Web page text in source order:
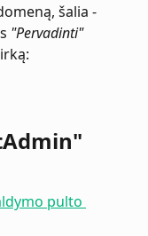
šalia -
"Pervadinti"
pulto